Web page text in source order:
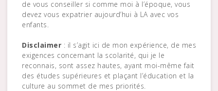
de vous conseiller si comme moi à l’époque, vous
devez vous expatrier aujourd’hui à LA avec vos
enfants.
Disclaimer : il s’agit ici de mon expérience, de mes
exigences concernant la scolarité, qui je le
reconnais, sont assez hautes, ayant moi-même fait
des études supérieures et plaçant l’éducation et la
culture au sommet de mes priorités.